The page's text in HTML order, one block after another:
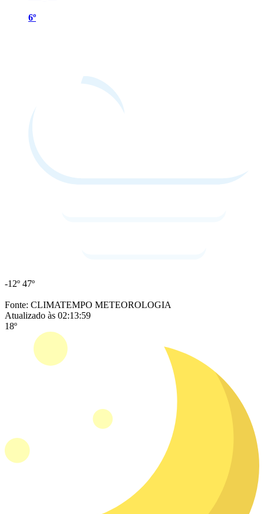
6º
-12º 47º
Fonte: CLIMATEMPO METEOROLOGIA
Atualizado às 02:13:59
18º